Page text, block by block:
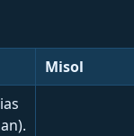
Misol